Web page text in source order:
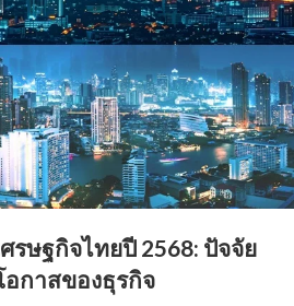
รษฐกิจไทยปี 2568: ปัจจัย
อกาสของธุรกิจ